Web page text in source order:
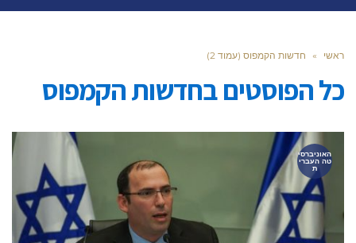
ראשי » חדשות הקמפוס (עמוד 2)
כל הפוסטים בחדשות הקמפוס
האוניברסי
טה העברי
ת